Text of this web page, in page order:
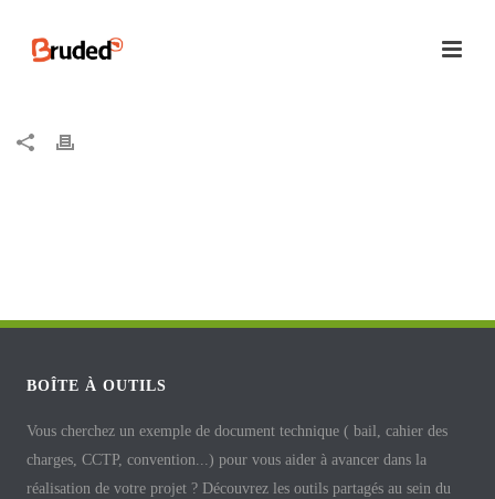
BOÎTE À OUTILS
Vous cherchez un exemple de document technique ( bail, cahier des
charges, CCTP, convention...) pour vous aider à avancer dans la
réalisation de votre projet ? Découvrez les outils partagés au sein du